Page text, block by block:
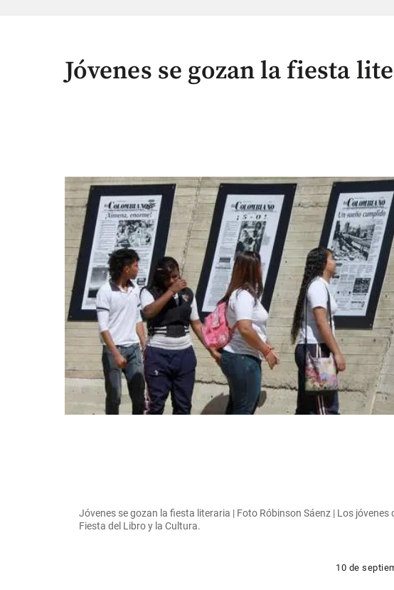
Jóvenes se gozan la fiesta
Jóvenes se gozan la fiesta literaria | Foto Róbinson Sáenz | Los jóvenes
Fiesta del Libro y la Cultura.
10 de